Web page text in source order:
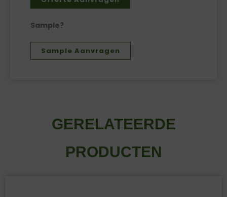
Sample?
Sample Aanvragen
GERELATEERDE
PRODUCTEN